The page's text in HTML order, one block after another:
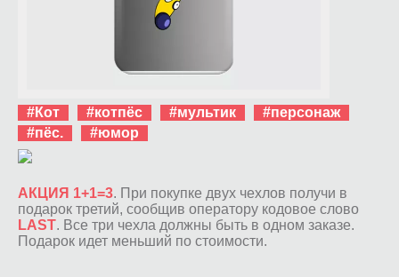
#Кот #котпёс #мультик
#персонаж
#пёс.
#юмор
АКЦИЯ 1+1=3. При покупке двух чехлов получи в
подарок третий, сообщив оператору кодовое слово
LAST. Все три чехла должны быть в одном заказе.
Подарок идет меньший по стоимости.